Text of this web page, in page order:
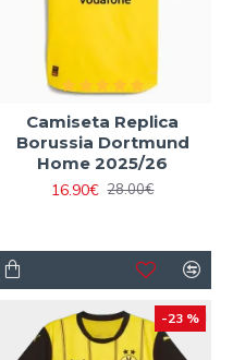
Camiseta Replica
Borussia Dortmund
Home 2025/26
16.90€ 28.00€
-23 %